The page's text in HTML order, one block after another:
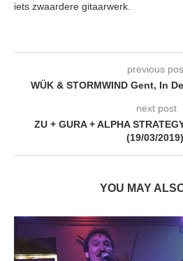
iets zwaardere gitaarwerk.
previous
WÜK & STORMWIND Gent, In
next post
ZU + GURA + ALPHA
(19/03/
YOU MAY